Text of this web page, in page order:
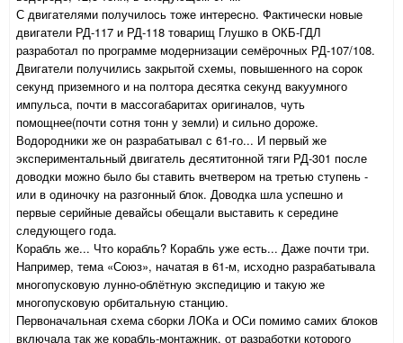
С двигателями получилось тоже интересно. Фактически новые
двигатели РД-117 и РД-118 товарищ Глушко в ОКБ-ГДЛ
разработал по программе модернизации семёрочных РД-107/108.
Двигатели получились закрытой схемы, повышенного на сорок
секунд приземного и на полтора десятка секунд вакуумного
импульса, почти в массогабаритах оригиналов, чуть
помощнее(почти сотня тонн у земли) и сильно дороже.
Водородники же он разрабатывал с 61-го... И первый же
экспериментальный двигатель десятитонной тяги РД-301 после
доводки можно было бы ставить вчетвером на третью ступень -
или в одиночку на разгонный блок. Доводка шла успешно и
первые серийные девайсы обещали выставить к середине
следующего года.
Корабль же... Что корабль? Корабль уже есть... Даже почти три.
Например, тема «Союз», начатая в 61-м, исходно разрабатывала
многопусковую лунно-облётную экспедицию и такую же
многопусковую орбитальную станцию.
Первоначальная схема сборки ЛОКа и ОСи помимо самих блоков
включала так же корабль-монтажник, от разработки которого